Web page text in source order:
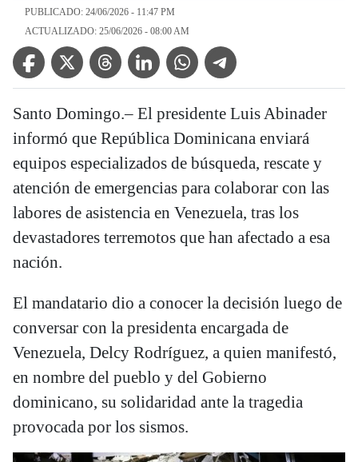
PUBLICADO: 24/06/2026 - 11:47 PM
ACTUALIZADO: 25/06/2026 - 08:00 AM
Facebook IconTwitter IconThreads IconLinkedin IconWhatsApp IconTelegram Icon
Santo Domingo.– El presidente Luis Abinader
informó que República Dominicana enviará
equipos especializados de búsqueda, rescate y
atención de emergencias para colaborar con las
labores de asistencia en Venezuela, tras los
devastadores terremotos que han afectado a esa
nación.
El mandatario dio a conocer la decisión luego de
conversar con la presidenta encargada de
Venezuela, Delcy Rodríguez, a quien manifestó,
en nombre del pueblo y del Gobierno
dominicano, su solidaridad ante la tragedia
provocada por los sismos.